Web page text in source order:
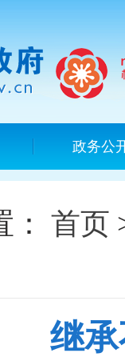
政务公
首页
继